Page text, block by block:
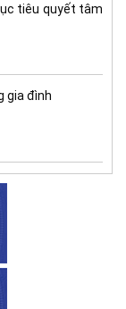
tiêu quyết tâm
gia đình